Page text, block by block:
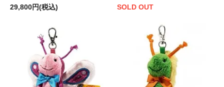
29,800円(税込)
SOLD OUT